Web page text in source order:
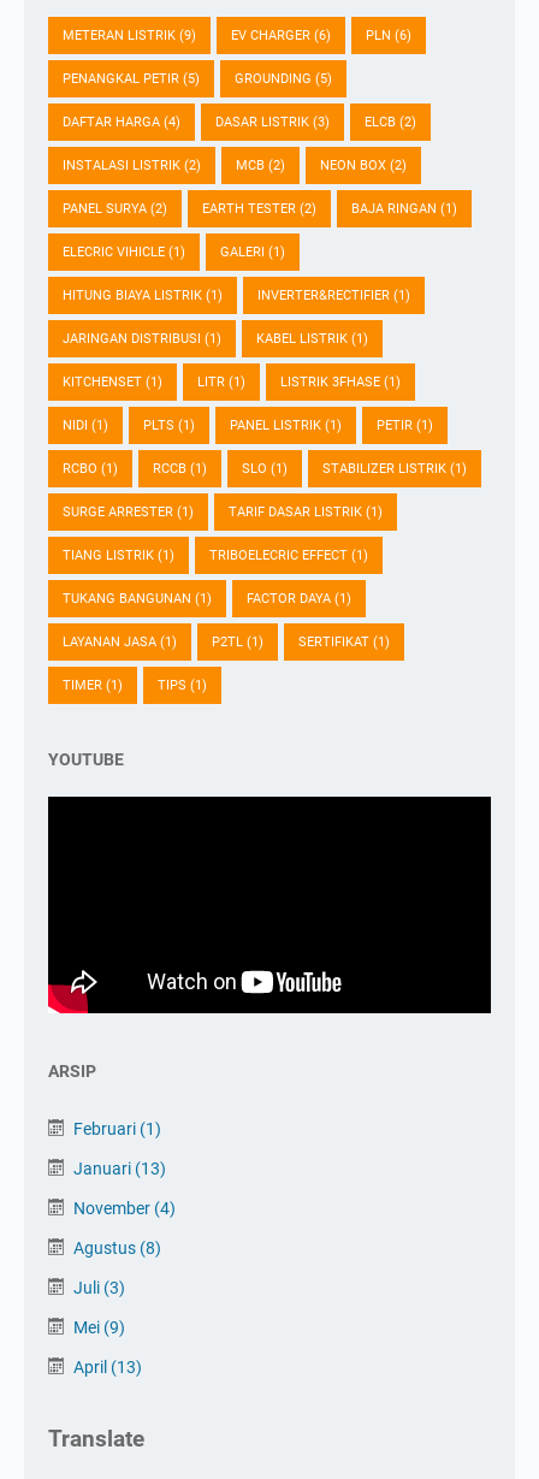
METERAN LISTRIK (9) EV CHARGER (6) PLN (6)
PENANGKAL PETIR (5) GROUNDING (5)
DAFTAR HARGA (4) DASAR LISTRIK (3) ELCB (2)
INSTALASI LISTRIK (2) MCB (2) NEON BOX (2)
PANEL SURYA (2) EARTH TESTER (2) BAJA RINGAN (1)
ELECRIC VIHICLE (1) GALERI (1)
HITUNG BIAYA LISTRIK (1) INVERTER&RECTIFIER (1)
JARINGAN DISTRIBUSI (1) KABEL LISTRIK (1)
KITCHENSET (1) LITR (1) LISTRIK 3FHASE (1)
NIDI (1) PLTS (1) PANEL LISTRIK (1) PETIR (1)
RCBO (1) RCCB (1) SLO (1) STABILIZER LISTRIK (1)
SURGE ARRESTER (1) TARIF DASAR LISTRIK (1)
TIANG LISTRIK (1) TRIBOELECRIC EFFECT (1)
TUKANG BANGUNAN (1) FACTOR DAYA (1)
LAYANAN JASA (1) P2TL (1) SERTIFIKAT (1)
TIMER (1) TIPS (1)
YOUTUBE
ARSIP
Februari (1)
Januari (13)
November (4)
Agustus (8)
Juli (3)
Mei (9)
April (13)
Translate